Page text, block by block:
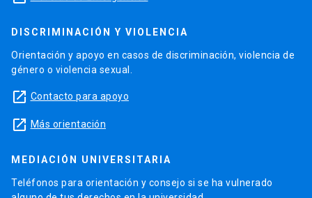
DISCRIMINACIÓN Y VIOLENCIA
Orientación y apoyo en casos de discriminación, violencia de
género o violencia sexual.
launch Contacto para apoyo
launch Más orientación
MEDIACIÓN UNIVERSITARIA
Teléfonos para orientación y consejo si se ha vulnerado